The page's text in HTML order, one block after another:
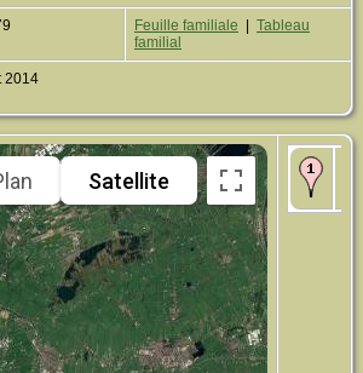
Feuille familiale
Tableau
familial
2014
Satellite